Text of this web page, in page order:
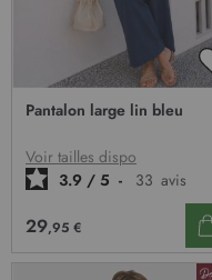
Pantalon large lin bleu
Voir tailles dispo
3.9 / 5 - 33 avis
29,95 €